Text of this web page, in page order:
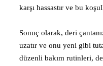
karşı hassastır ve bu
Sonuç olarak, deri
uzatır ve onu yeni gibi
düzenli bakım rutinleri,